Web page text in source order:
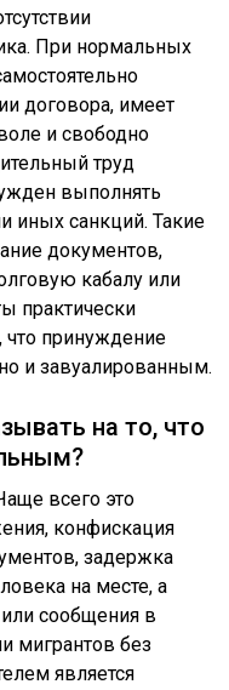
При нормальных
договора, имеет
и свободно
труд
выполнять
иных санкций. Такие
документов,
кабалу или
практически
принуждение
и завуалированным.
на то, что
всего это
конфискация
задержка
на месте, а
сообщения в
мигрантов без
является